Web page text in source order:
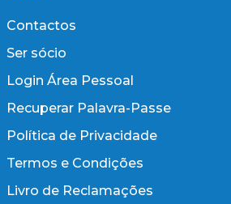
Contactos
Ser sócio
Login Área Pessoal
Recuperar Palavra-Passe
Política de Privacidade
Termos e Condições
Livro de Reclamações